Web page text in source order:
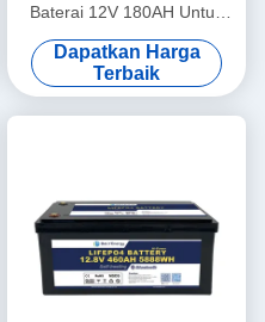
Baterai 12V 180AH Untuk
Bluetooth Untuk Stasiun
Pangkalan Penyimpanan
Energi UPS RV
Dapatkan Harga
Terbaik